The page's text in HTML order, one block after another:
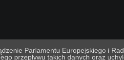
Parlamentu Europejskiego i
przepływu takich danych oraz